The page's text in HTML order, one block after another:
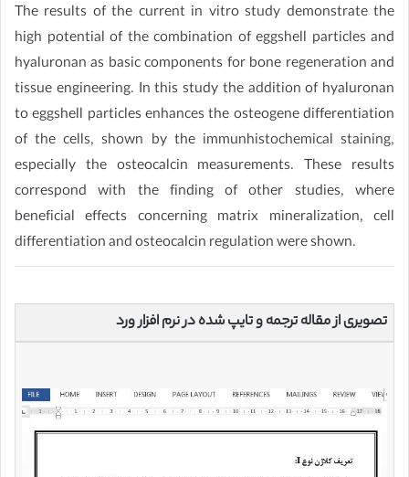
The results of the current in vitro study demonstrate the
high potential of the combination of eggshell particles and
hyaluronan as basic components for bone regeneration and
tissue engineering. In this study the addition of hyaluronan
to eggshell particles enhances the osteogene differentiation
of the cells, shown by the immunhistochemical staining,
especially the osteocalcin measurements. These results
correspond with the finding of other studies, where
beneficial effects concerning matrix mineralization, cell
differentiation and osteocalcin regulation were shown.
تصویری از مقاله ترجمه و تایپ شده در نرم افزار ورد